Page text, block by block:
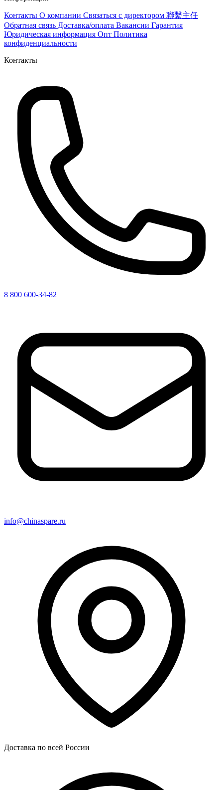
Контакты О компании Связаться с директором 聯繫主任
Обратная связь Доставка/оплата Вакансии Гарантия
Юридическая информация Опт Политика
конфиденциальности
Контакты
8 800 600-34-82
info@chinaspare.ru
Доставка по всей России